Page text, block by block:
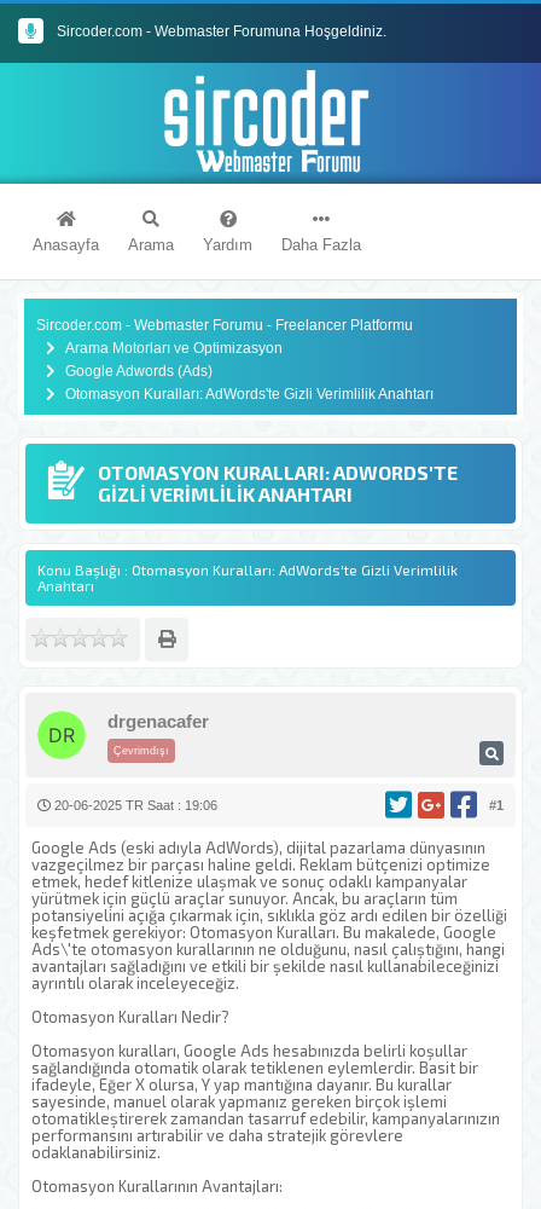
Sircoder.com - Webmaster Forumuna Hoşgeldiniz.
Sircoder.com Webmaster Forumu Kuralları
Anasayfa Arama Yardım Daha Fazla
Sircoder.com - Webmaster Forumu - Freelancer Platformu
Arama Motorları ve Optimizasyon
Google Adwords (Ads)
Otomasyon Kuralları: AdWords'te Gizli Verimlilik Anahtarı
OTOMASYON KURALLARI: ADWORDS'TE
GIZLI VERIMLILIK ANAHTARI
Konu Başlığı : Otomasyon Kuralları: AdWords'te Gizli Verimlilik
Anahtarı
Çevrimdışı
drgenacafer
#1
20-06-2025 TR Saat : 19:06
Google Ads (eski adıyla AdWords), dijital pazarlama dünyasının
vazgeçilmez bir parçası haline geldi. Reklam bütçenizi optimize
etmek, hedef kitlenize ulaşmak ve sonuç odaklı kampanyalar
yürütmek için güçlü araçlar sunuyor. Ancak, bu araçların tüm
potansiyelini açığa çıkarmak için, sıklıkla göz ardı edilen bir özelliği
keşfetmek gerekiyor: Otomasyon Kuralları. Bu makalede, Google
Ads\'te otomasyon kurallarının ne olduğunu, nasıl çalıştığını, hangi
avantajları sağladığını ve etkili bir şekilde nasıl kullanabileceğinizi
ayrıntılı olarak inceleyeceğiz.
Otomasyon Kuralları Nedir?
Otomasyon kuralları, Google Ads hesabınızda belirli koşullar
sağlandığında otomatik olarak tetiklenen eylemlerdir. Basit bir
ifadeyle, Eğer X olursa, Y yap mantığına dayanır. Bu kurallar
sayesinde, manuel olarak yapmanız gereken birçok işlemi
otomatikleştirerek zamandan tasarruf edebilir, kampanyalarınızın
performansını artırabilir ve daha stratejik görevlere
odaklanabilirsiniz.
Otomasyon Kurallarının Avantajları: